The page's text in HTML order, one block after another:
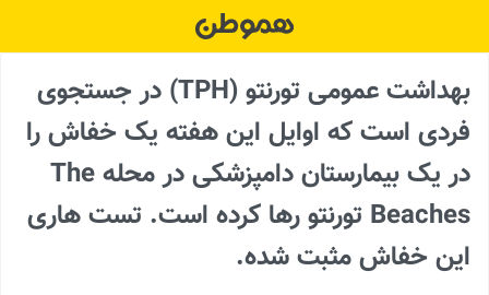
بهداشت عمومی تورنتو (TPH) در جستجوی
فردی است که اوایل این هفته یک خفاش را
در یک بیمارستان دامپزشکی در محله The
Beaches تورنتو رها کرده است. تست هاری
این خفاش مثبت شده.